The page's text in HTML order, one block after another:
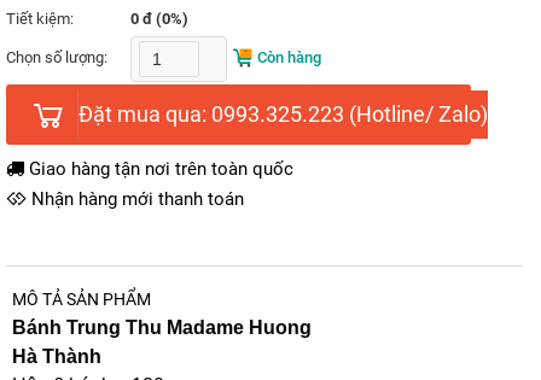
Tiết kiệm: 0 đ (0%)
Chọn số lượng: Còn hàng
Đặt mua qua: 0993.325.223 (Hotline/ Zalo)
Giao hàng tận nơi trên toàn quốc
Nhận hàng mới thanh toán
MÔ TẢ SẢN PHẨM
Bánh Trung Thu Madame Huong
Hà Thành